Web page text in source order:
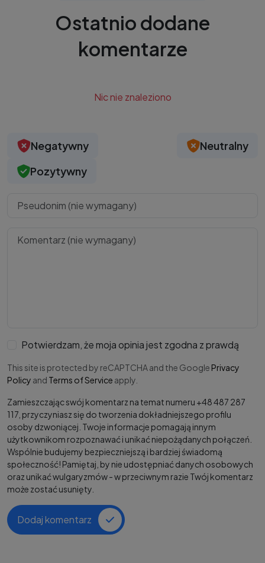
Ostatnio dodane
komentarze
Nic nie znaleziono
Negatywny
Neutralny
Pozytywny
Potwierdzam, że moja opinia jest zgodna z prawdą
This site is protected by reCAPTCHA and the Google Privacy
Policy and Terms of Service apply.
Zamieszczając swój komentarz na temat numeru +48 487 287
117, przyczyniasz się do tworzenia dokładniejszego profilu
osoby dzwoniącej. Twoje informacje pomagają innym
użytkownikom rozpoznawać i unikać niepożądanych połączeń.
Wspólnie budujemy bezpieczniejszą i bardziej świadomą
społeczność! Pamiętaj, by nie udostępniać danych osobowych
oraz unikać wulgaryzmów - w przeciwnym razie Twój komentarz
może zostać usunięty.
Dodaj komentarz